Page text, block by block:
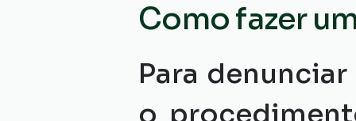
Como fazer
Para